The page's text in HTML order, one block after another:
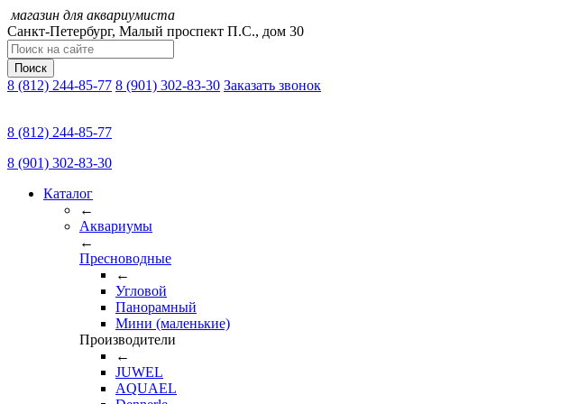
магазин для аквариумиста
Санкт-Петербург, Малый проспект П.C., дом 30
Поиск
8 (812) 244-85-77 8 (901) 302-83-30 Заказать звонок
8 (812) 244-85-77
8 (901) 302-83-30
Каталог
←
Аквариумы
←
Пресноводные
←
Угловой
Панорамный
Мини (маленькие)
Производители
←
JUWEL
AQUAEL